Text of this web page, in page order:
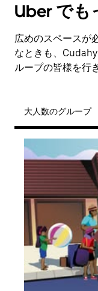
Uber でも
広めのスペースが
なときも、
ループの皆様を行
大人数のグループ